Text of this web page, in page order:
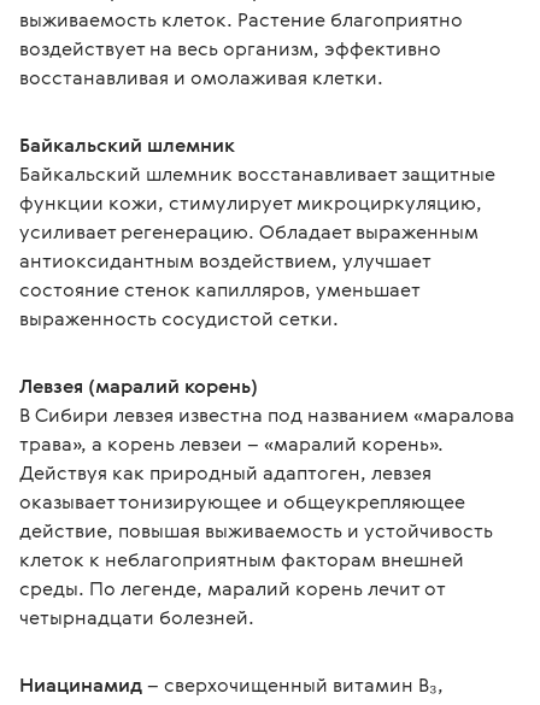
выживаемость клеток. Растение благоприятно
воздействует на весь организм, эффективно
восстанавливая и омолаживая клетки.
Байкальский шлемник
Байкальский шлемник восстанавливает защитные
функции кожи, стимулирует микроциркуляцию,
усиливает регенерацию. Обладает выраженным
антиоксидантным воздействием, улучшает
состояние стенок капилляров, уменьшает
выраженность сосудистой сетки.
Левзея (маралий корень)
В Сибири левзея известна под названием «маралова
трава», а корень левзеи – «маралий корень».
Действуя как природный адаптоген, левзея
оказывает тонизирующее и общеукрепляющее
действие, повышая выживаемость и устойчивость
клеток к неблагоприятным факторам внешней
среды. По легенде, маралий корень лечит от
четырнадцати болезней.
Ниацинамид – сверхочищенный витамин B₃,